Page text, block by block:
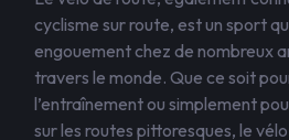
cyclisme sur route, est un sport
engouement chez de nombreux
travers le monde. Que ce soit
l’entraînement ou simplement
sur les routes pittoresques, le